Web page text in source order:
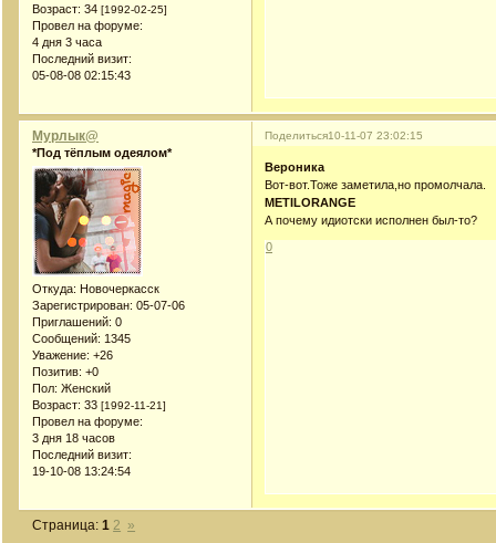
Возраст: 34 [1992-02-25]
Провел на форуме:
4 дня 3 часа
Последний визит:
05-08-08 02:15:43
Поделиться10-11-07 23:02:15
Мурлык@
*Под тёплым одеялом*
Откуда: Новочеркасск
Зарегистрирован: 05-07-06
Приглашений: 0
Сообщений: 1345
Уважение: +26
Позитив: +0
Пол: Женский
Возраст: 33 [1992-11-21]
Провел на форуме:
3 дня 18 часов
Последний визит:
19-10-08 13:24:54
Вероника
Вот-вот.Тоже заметила,но промолчала.
METILORANGE
А почему идиотски исполнен был-то?
0
Страница:1 2 »